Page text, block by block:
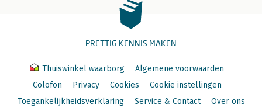
PRETTIG KENNIS MAKEN
Thuiswinkel waarborg
Algemene voorwaarden
Colofon
Privacy Cookies
Cookie instellingen
Toegankelijkheidsverklaring
Service & Contact Over ons